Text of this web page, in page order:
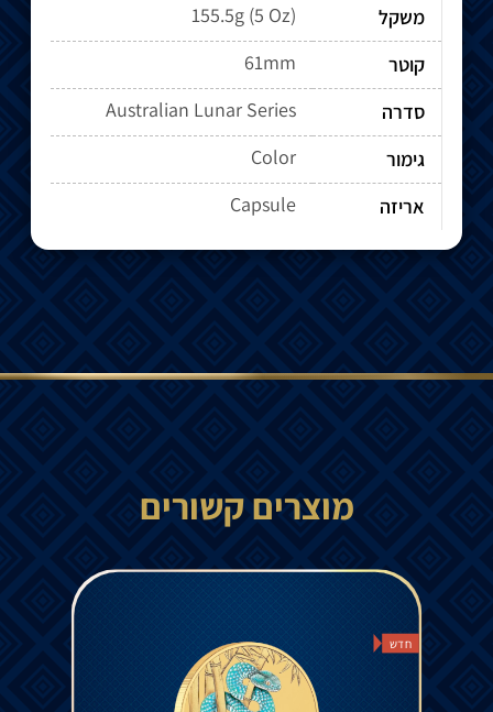
משקל
155.5g (5 Oz)
קוטר
61mm
סדרה
Australian Lunar Series
גימור
Color
אריזה
Capsule
מוצרים קשורים
חדש